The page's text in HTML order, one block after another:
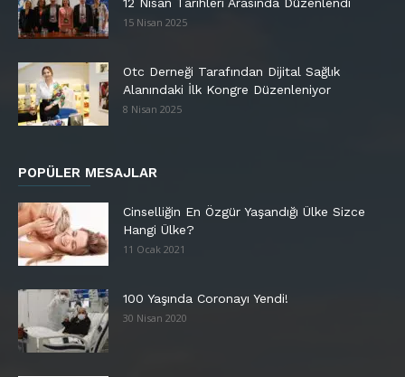
12 Nisan Tarihleri Arasında Düzenlendi
15 Nisan 2025
Otc Derneği Tarafından Dijital Sağlık
Alanındaki İlk Kongre Düzenleniyor
8 Nisan 2025
POPÜLER MESAJLAR
Cinselliğin En Özgür Yaşandığı Ülke Sizce
Hangi Ülke?
11 Ocak 2021
100 Yaşında Coronayı Yendi!
30 Nisan 2020